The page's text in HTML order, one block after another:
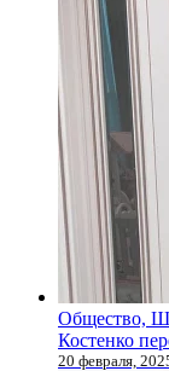
Общество,
Костенко
20 февраля,